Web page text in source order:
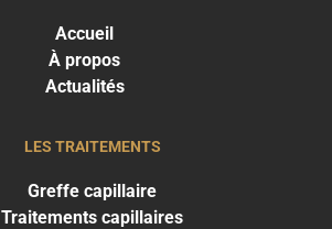
Accueil
À propos
Actualités
LES TRAITEMENTS
Greffe capillaire
Traitements capillaires